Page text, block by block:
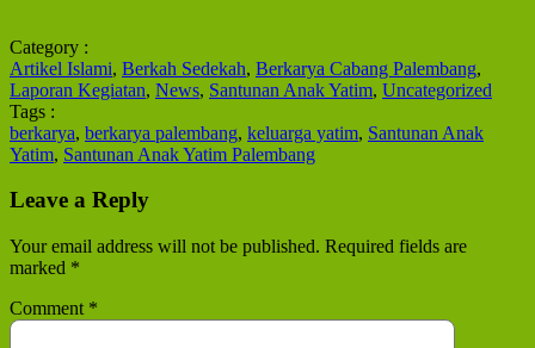
Category :
Artikel Islami, Berkah Sedekah, Berkarya Cabang Palembang,
Laporan Kegiatan, News, Santunan Anak Yatim, Uncategorized
Tags :
berkarya, berkarya palembang, keluarga yatim, Santunan Anak
Yatim, Santunan Anak Yatim Palembang
Leave a Reply
Your email address will not be published. Required fields are
marked *
Comment *